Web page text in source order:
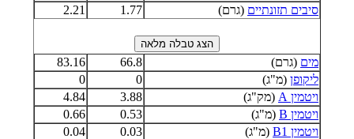
סיבים תזונתיים (גרם) 1.77
2.21
מים (גרם) 66.8
83.16
ליקופן (מ"ג) 0
0
ויטמין A
(מק"ג) 3.88
4.84
ויטמין B
(מ"ג) 0.53
0.66
ויטמין B1
(מ"ג) 0.03
0.04